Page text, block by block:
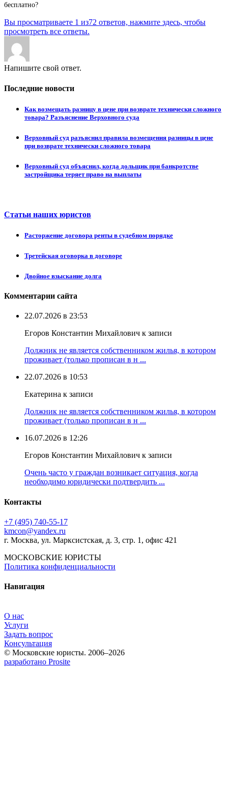
бесплатно?
Вы просматриваете 1 из72 ответов, нажмите здесь, чтобы
просмотреть все ответы.
Напишите свой ответ.
Последние новости
Как возмещать разницу в цене при возврате технически сложного
товара? Разъяснение Верховного суда
Верховный суд разъяснил правила возмещения разницы в цене
при возврате технически сложного товара
Верховный суд объяснил, когда дольщик при банкротстве
застройщика теряет право на выплаты
Статьи наших юристов
Расторжение договора ренты в судебном порядке
Третейская оговорка в договоре
Двойное взыскание долга
Комментарии сайта
22.07.2026 в 23:53
Егоров Константин Михайлович к записи
Должник не является собственником жилья, в котором
проживает (только прописан в н ...
22.07.2026 в 10:53
Екатерина к записи
Должник не является собственником жилья, в котором
проживает (только прописан в н ...
16.07.2026 в 12:26
Егоров Константин Михайлович к записи
Очень часто у граждан возникает ситуация, когда
необходимо юридически подтвердить ...
Контакты
+7 (495) 740‑55‑17
kmcon@yandex.ru
г. Москва, ул. Марксистская, д. 3, стр. 1, офис 421
МОСКОВСКИЕ ЮРИСТЫ
Политика конфиденциальности
Навигация
О нас
Услуги
Задать вопрос
Консультация
© Московские юристы. 2006–2026
разработано Prosite